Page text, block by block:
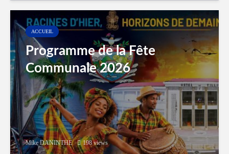
ACCUEIL
Programme de la Fête
Communale 2026
Mike DANINTHE 198 views